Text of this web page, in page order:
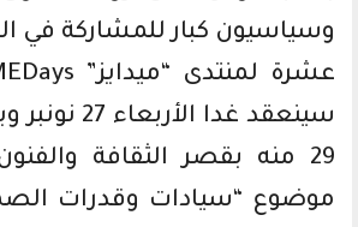
وسياسيون كبار للمشاركة في
سينعقد غدا
29 منه بقصر الثقافة
موضوع “سيادات وقدرات